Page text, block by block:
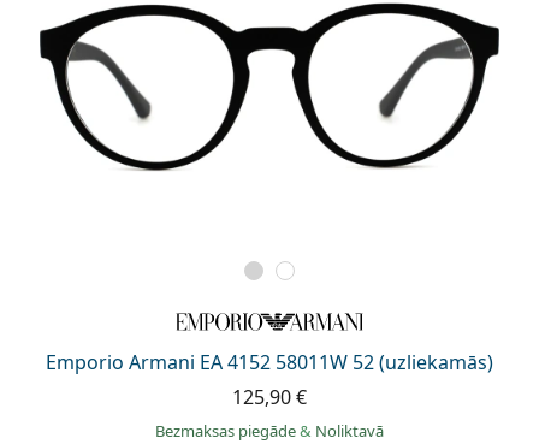
Emporio Armani EA 4152 58011W 52 (uzliekamās)
125,90 €
Bezmaksas piegāde& Noliktavā